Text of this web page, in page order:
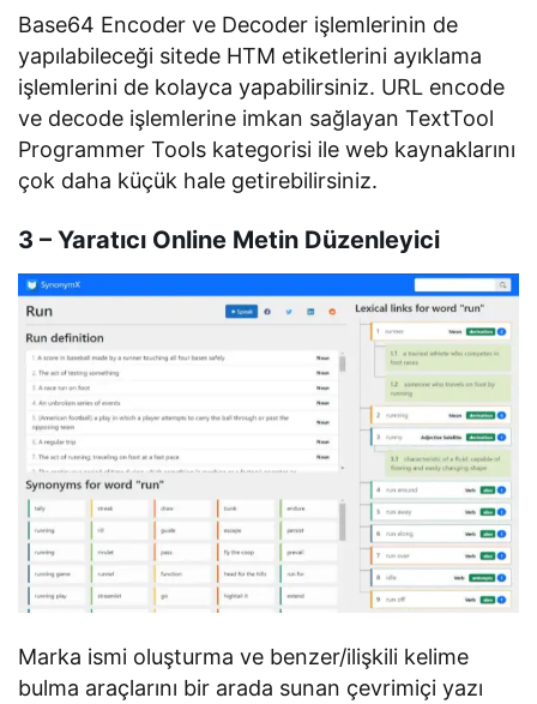
Base64 Encoder ve Decoder işlemlerinin de
yapılabileceği sitede HTM etiketlerini ayıklama
işlemlerini de kolayca yapabilirsiniz. URL encode
ve decode işlemlerine imkan sağlayan TextTool
Programmer Tools kategorisi ile web kaynaklarını
çok daha küçük hale getirebilirsiniz.
3 – Yaratıcı Online Metin Düzenleyici
Marka ismi oluşturma ve benzer/ilişkili kelime
bulma araçlarını bir arada sunan çevrimiçi yazı